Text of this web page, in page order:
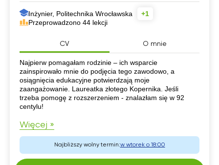
Inżynier, Politechnika Wrocławska
+1
Przeprowadzono 44 lekcji
CV O mnie
CV
Najpierw pomagałam rodzinie – ich wsparcie
zainspirowało mnie do podjęcia tego zawodowo, a
osiągnięcia edukacyjne potwierdzają moje
zaangażowanie. Laureatka złotego Kopernika. Jeśli
trzeba pomogę z rozszerzeniem - znalazłam się w 92
centylu!
Więcej »
Najbliższy wolny termin:w wtorek o 18:00